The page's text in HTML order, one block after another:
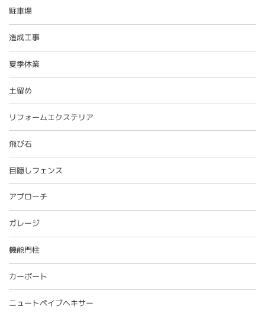
駐車場
造成工事
夏季休業
土留め
リフォームエクステリア
飛び石
目隠しフェンス
アプローチ
ガレージ
機能門柱
カーポート
ニュートペイブヘキサー